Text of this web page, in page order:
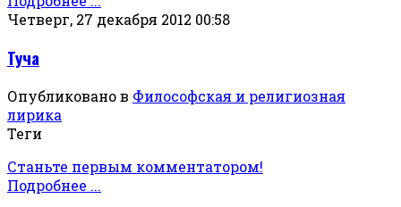
Четверг, 27 декабря 2012 00:58
Туча
Опубликовано в Философская и религиозная
лирика
Теги
Станьте первым комментатором!
Подробнее ...